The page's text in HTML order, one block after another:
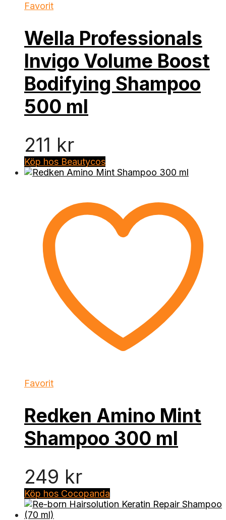
Favorit
Wella Professionals
Invigo Volume Boost
Bodifying Shampoo
500 ml
211 kr
Köp hos Beautycos
Favorit
Redken Amino Mint
Shampoo 300 ml
249 kr
Köp hos Cocopanda